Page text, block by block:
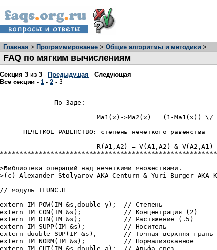
Главная > Программирование > Общие алгоритмы и методики >
FAQ по мягким вычислениям
Секция 3 из 3 - Предыдущая - Следующая
Все секции - 1 - 2 - 3